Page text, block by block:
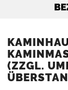
ZZGL.